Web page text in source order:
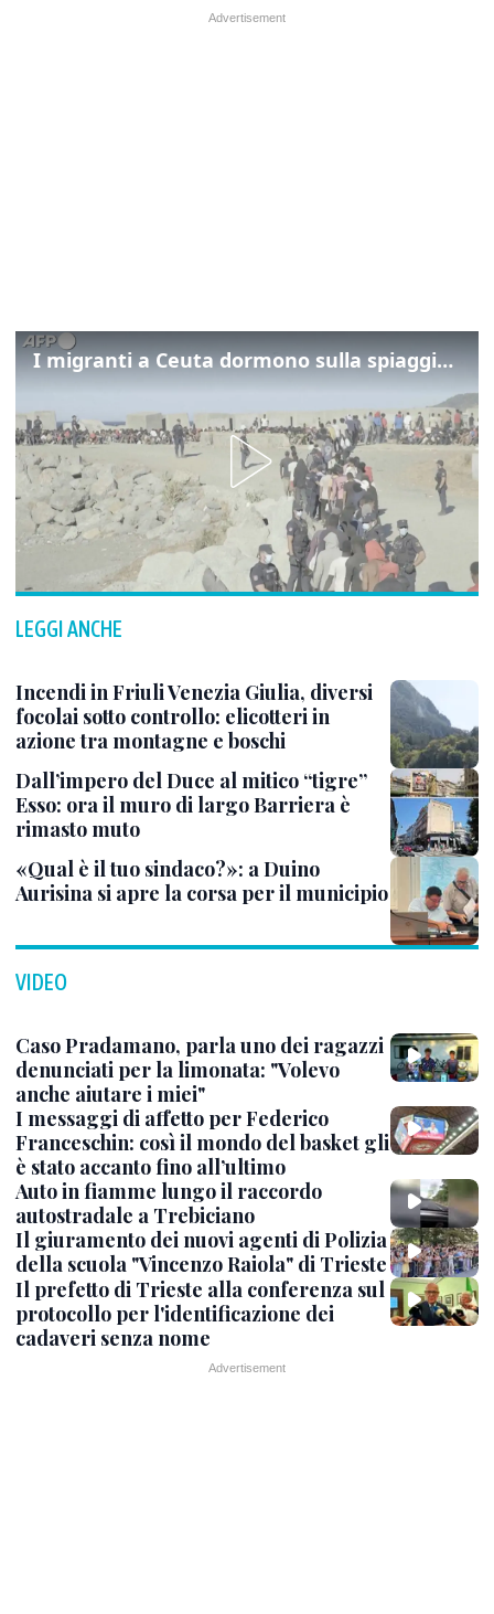
I migranti a Ceuta dormono sulla spiaggia: "Vogliamo entrare in Europa"
LEGGI ANCHE
Incendi in Friuli Venezia Giulia, diversi
focolai sotto controllo: elicotteri in
azione tra montagne e boschi
Dall’impero del Duce al mitico “tigre”
Esso: ora il muro di largo Barriera è
rimasto muto
«Qual è il tuo sindaco?»: a Duino
Aurisina si apre la corsa per il municipio
VIDEO
Caso Pradamano, parla uno dei ragazzi
denunciati per la limonata: "Volevo
anche aiutare i miei"
I messaggi di affetto per Federico
Franceschin: così il mondo del basket gli
è stato accanto fino all’ultimo
Auto in fiamme lungo il raccordo
autostradale a Trebiciano
Il giuramento dei nuovi agenti di Polizia
della scuola "Vincenzo Raiola" di Trieste
Il prefetto di Trieste alla conferenza sul
protocollo per l'identificazione dei
cadaveri senza nome